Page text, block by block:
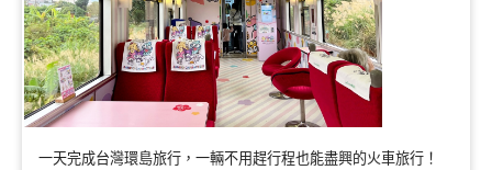
一天完成台灣環島旅行，一輛不用趕行程也能盡興的火車旅行！